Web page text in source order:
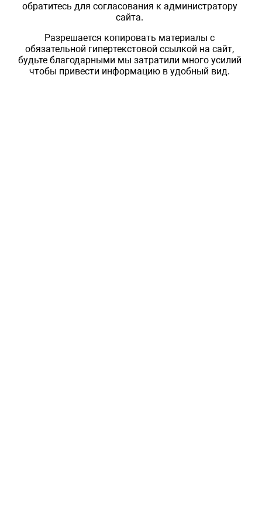
обратитесь для согласования к администратору
сайта.
Разрешается копировать материалы с
обязательной гипертекстовой ссылкой на сайт,
будьте благодарными мы затратили много усилий
чтобы привести информацию в удобный вид.